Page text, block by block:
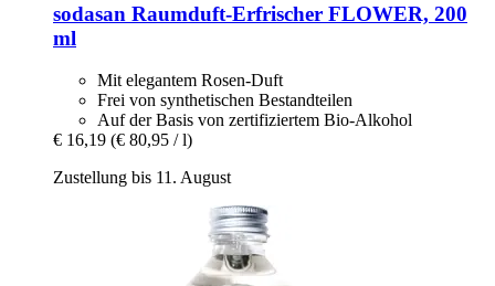
sodasan Raumduft-​Erfrischer FLOWER, 200
ml
Mit elegantem Rosen-Duft
Frei von synthetischen Bestandteilen
Auf der Basis von zertifiziertem Bio-Alkohol
€ 16,19 (€ 80,95 / l)
Zustellung bis 11. August